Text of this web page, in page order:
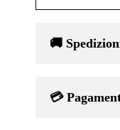
🚚
💳